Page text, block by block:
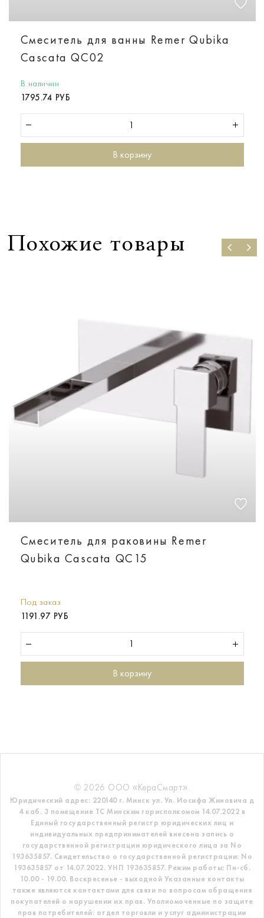
Смеситель для ванны Remer Qubika
Cascata QC02
В наличии
1795.74 РУБ
В корзину
Похожие товары
Смеситель для раковины Remer
Qubika Cascata QC15
Под заказ
1191.97 РУБ
В корзину
© 2026 ООО «КераСмарт».
Юридический адрес: 220140 г. Минск ул. Ул. Иосифа Жиновича д
4 каб. 3 помещение ТС Минским горисполкомом 14.07.2022 в
Единый государственный регистр юридических лиц и
индивидуальных предпринимателей внесена запись о
государственной регистрации юридического лица за No
193635857. Свидетельство о государственной регистрации: No
193635857 от 14.07.2022. УНП 193635857. Режим работы: Пн-сб.
10.00 - 19.00. Воскресенье - выходной Указанные контакты
также являются контактами для связи по вопросам обращения
покупателей о нарушении их прав. Уполномоченные по защите
прав потребителей: отдел торговли и услуг администрации